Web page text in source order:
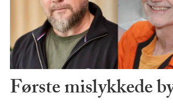
Første mislykkede